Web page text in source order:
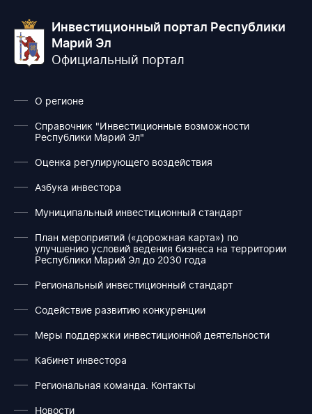
Инвестиционный портал Республики
Марий Эл
Официальный портал
О регионе
Справочник "Инвестиционные возможности
Республики Марий Эл"
Оценка регулирующего воздействия
Азбука инвестора
Муниципальный инвестиционный стандарт
План мероприятий («дорожная карта») по
улучшению условий ведения бизнеса на территории
Республики Марий Эл до 2030 года
Региональный инвестиционный стандарт
Содействие развитию конкуренции
Меры поддержки инвестиционной деятельности
Кабинет инвестора
Региональная команда. Контакты
Новости